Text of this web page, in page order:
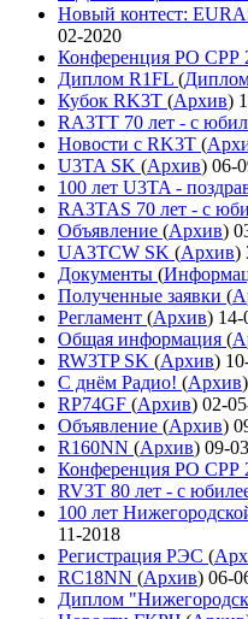
Новый контест:
02-2020
Конференция РО СРР
Диплом R1FL (
Кубок RK3T (Архив)
RA3TT 70 лет - с
Новости с RK3T (
U3TA SK (Архив) 06-
100 лет U3TA -
RA3TAS 70 лет - с
Объявление (Архив)
UA3TCW SK (Архив)
Документы (
Полученные заявки (
Регламент (Архив) 14-
Общая информация (
RW3TP SK (Архив)
С днём Радио! (Архив)
RP74GF (Архив) 02-
Объявление (Архив)
R160NN (Архив) 09-
Конференция РО СРР
RV3T 80 лет - с
100 лет
11-2018
Регистрация РЭС (
RC18NN (Архив) 06-
Диплом